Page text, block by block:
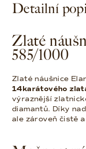
Detailní
Zlaté
585/1000
Zlaté náušnice
14karátového
výraznější
diamantů. Díky
ale zároveň čistě